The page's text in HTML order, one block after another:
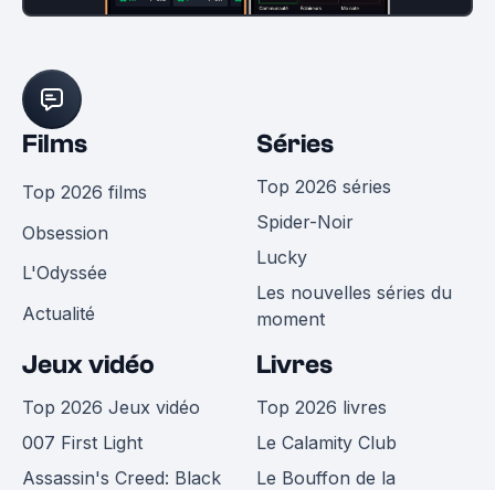
Films
Top 2026 films
Obsession
L'Odyssée
Actualité
Séries
Top 2026 séries
Spider-Noir
Lucky
Les nouvelles séries du
moment
Jeux vidéo
Top 2026 Jeux vidéo
007 First Light
Assassin's Creed: Black
Livres
Top 2026 livres
Le Calamity Club
Le Bouffon de la